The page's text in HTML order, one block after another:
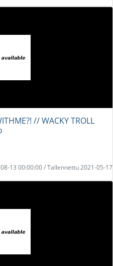
// WACKY TROLL
13 00:00:00 / Tallennettu 2021-05-17